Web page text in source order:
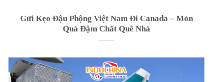
Gửi Kẹo Đậu Phộng Việt Nam Đi Canada – Món
Quà Đậm Chất Quê Nhà